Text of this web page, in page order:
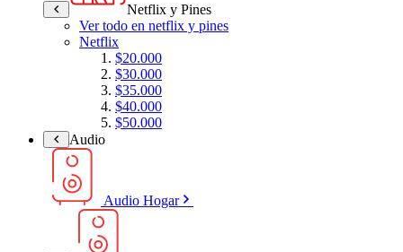
Netflix y Pines
Ver todo en netflix y pines
Netflix
$20.000
$30.000
$35.000
$40.000
$50.000
Audio
Audio Hogar